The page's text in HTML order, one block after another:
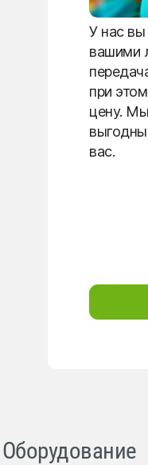
У нас
вашими
при
цену.
вас.
Оборудование